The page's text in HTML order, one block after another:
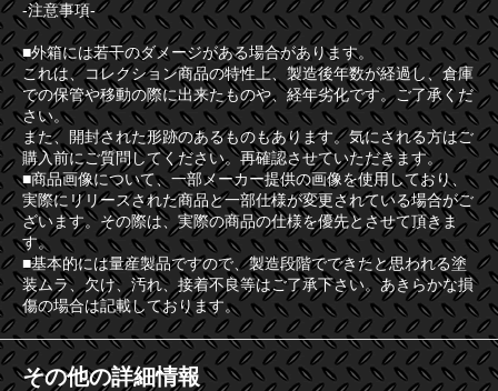
-注意事項-
■外箱には若干のダメージがある場合があります。
これは、コレクション商品の特性上、製造後年数が経過し、倉庫
での保管や移動の際に出来たものや、経年劣化です。ご了承くだ
さい。
また、開封された形跡のあるものもあります。気にされる方はご
購入前にご質問してください。再確認させていただきます。
■商品画像について、一部メーカー提供の画像を使用しており、
実際にリリースされた商品と一部仕様が変更されている場合がご
ざいます。その際は、実際の商品の仕様を優先とさせて頂きま
す。
■基本的には量産製品ですので、製造段階でできたと思われる塗
装ムラ、欠け、汚れ、接着不良等はご了承下さい。あきらかな損
傷の場合は記載しております。
その他の詳細情報